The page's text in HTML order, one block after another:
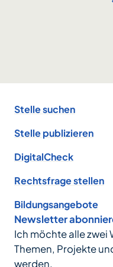
Stelle suchen
Stelle publizieren
DigitalCheck
Rechtsfrage stellen
Bildungsangebote
Newsletter
Ich möchte alle zwei
Themen, Projekte
werden.